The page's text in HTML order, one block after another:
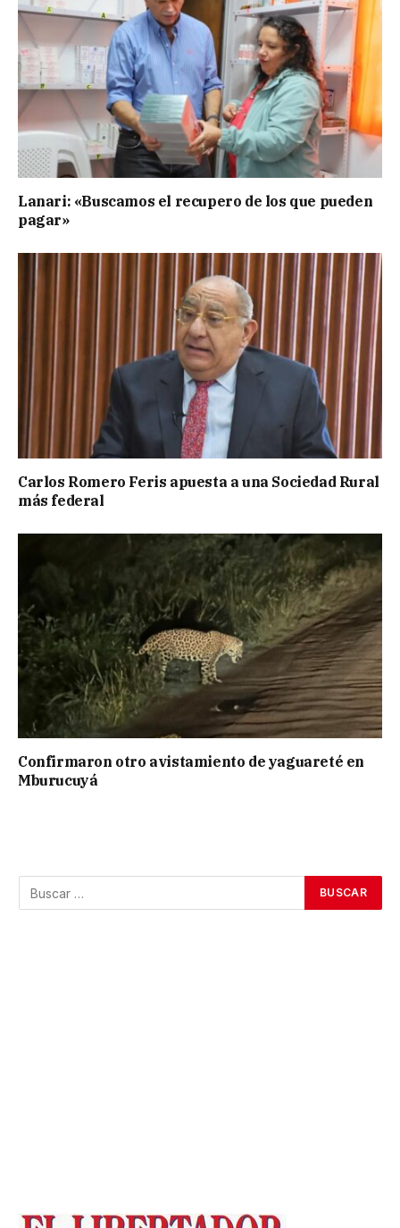
Lanari: «Buscamos el recupero de los que pueden
pagar»
Carlos Romero Feris apuesta a una Sociedad Rural
más federal
Confirmaron otro avistamiento de yaguareté en
Mburucuyá